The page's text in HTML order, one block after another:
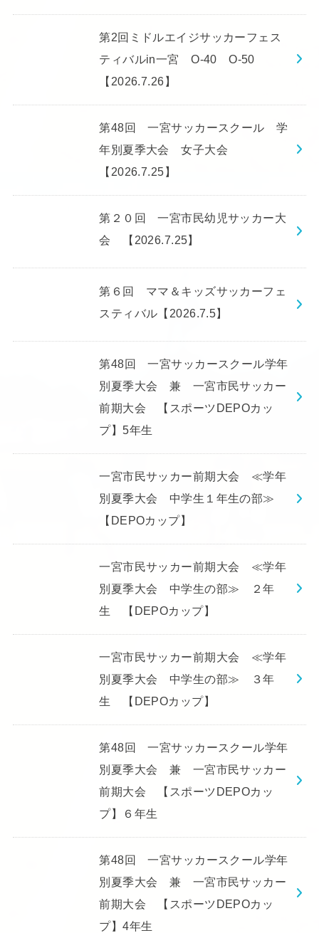
第2回ミドルエイジサッカーフェス
ティバルin一宮 O-40 O-50
【2026.7.26】
第48回 一宮サッカースクール 学
年別夏季大会 女子大会
【2026.7.25】
第２０回 一宮市民幼児サッカー大
会 【2026.7.25】
第６回 ママ＆キッズサッカーフェ
スティバル【2026.7.5】
第48回 一宮サッカースクール学年
別夏季大会 兼 一宮市民サッカー
前期大会 【スポーツDEPOカッ
プ】5年生
一宮市民サッカー前期大会 ≪学年
別夏季大会 中学生１年生の部≫
【DEPOカップ】
一宮市民サッカー前期大会 ≪学年
別夏季大会 中学生の部≫ ２年
生 【DEPOカップ】
一宮市民サッカー前期大会 ≪学年
別夏季大会 中学生の部≫ ３年
生 【DEPOカップ】
第48回 一宮サッカースクール学年
別夏季大会 兼 一宮市民サッカー
前期大会 【スポーツDEPOカッ
プ】６年生
第48回 一宮サッカースクール学年
別夏季大会 兼 一宮市民サッカー
前期大会 【スポーツDEPOカッ
プ】4年生